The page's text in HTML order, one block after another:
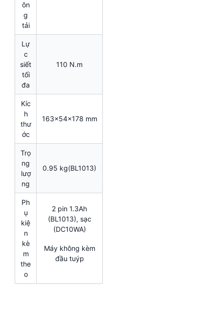
ôn
g
tải
Lự
c
siết
tối
đa
110 N.m
Kíc
h
thư
ớc
163x54x178 mm
Trọ
ng
lượ
ng
0.95 kg(BL1013)
Ph
ụ
kiệ
n
kè
m
the
o
2 pin 1.3Ah
(BL1013), sạc
(DC10WA)
Máy không kèm
đầu tuýp